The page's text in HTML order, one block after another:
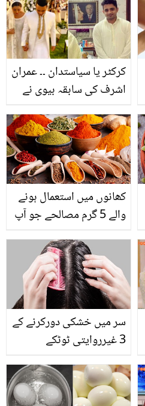
کرکٹر یا سیاستدان ۔۔ عمران
اشرف کی سابقہ بیوی نے
ترین شخص سے کرلی؟
سوشل میڈیا پر ویڈیوز اور
تصاویر وائرل
کھانوں میں استعمال ہونے
والے 5 گرم مصالحے جو آپ
فائدہ حاصل کرسکتے
ہیں۔۔۔۔۔۔
سر میں خشکی دورکرنے کے
3 غیرروایتی ٹوٹکے